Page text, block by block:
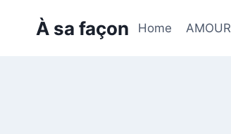
À sa façon Home AMOUR